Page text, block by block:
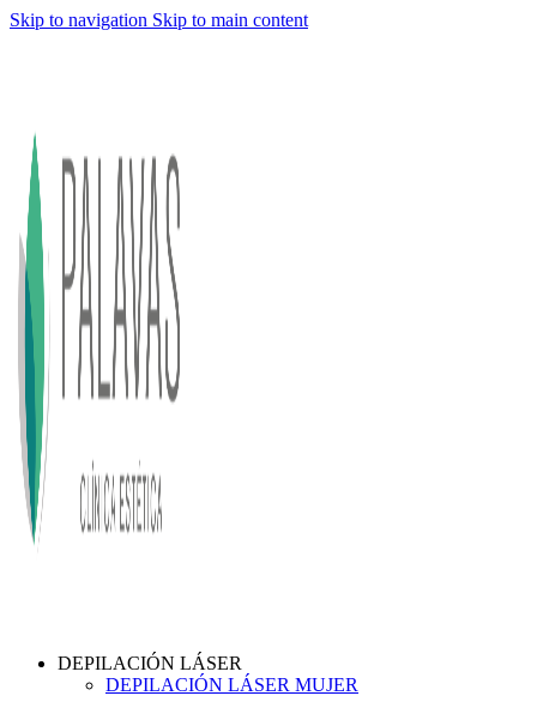
Skip to navigation Skip to main content
DEPILACIÓN LÁSER
DEPILACIÓN LÁSER MUJER